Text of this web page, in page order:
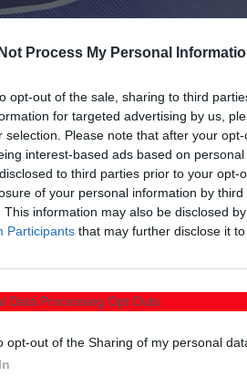
Process My Personal
opt-out of the sale, sharing to third
for targeted advertising by us,
selection. Please note that after your
interest-based ads based on
to third parties prior to your opt-
of your personal information by third
This information may also be disclosed
Participants that may further disclose it
Data Processing Opt Outs
opt-out of the Sharing of my personal